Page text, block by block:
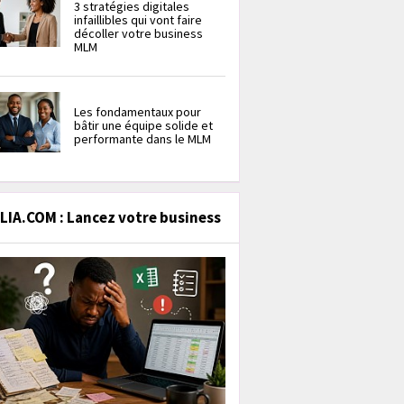
3 stratégies digitales
infaillibles qui vont faire
décoller votre business
MLM
Les fondamentaux pour
bâtir une équipe solide et
performante dans le MLM
: Lancez votre business